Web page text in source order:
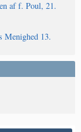
af f. Poul, 21.
Menighed 13.